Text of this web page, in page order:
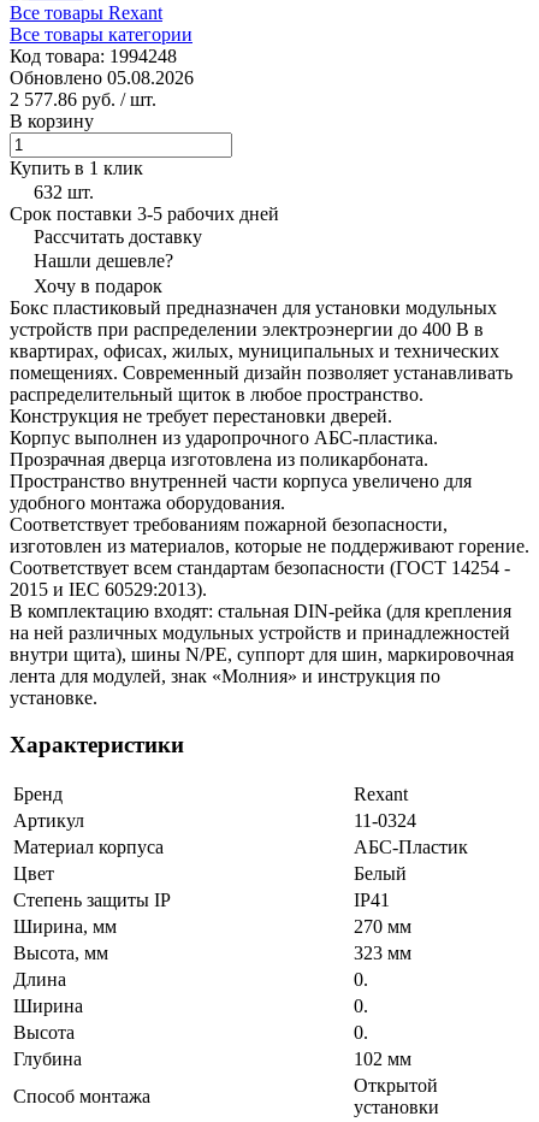
Все товары Rexant
Все товары категории
Код товара: 1994248
Обновлено 05.08.2026
2 577.86 руб. / шт.
В корзину
Купить в 1 клик
632 шт.
Срок поставки 3-5 рабочих дней
Рассчитать доставку
Нашли дешевле?
Хочу в подарок
Бокс пластиковый предназначен для установки модульных
устройств при распределении электроэнергии до 400 В в
квартирах, офисах, жилых, муниципальных и технических
помещениях. Современный дизайн позволяет устанавливать
распределительный щиток в любое пространство.
Конструкция не требует перестановки дверей.
Корпус выполнен из ударопрочного АБС-пластика.
Прозрачная дверца изготовлена из поликарбоната.
Пространство внутренней части корпуса увеличено для
удобного монтажа оборудования.
Соответствует требованиям пожарной безопасности,
изготовлен из материалов, которые не поддерживают горение.
Соответствует всем стандартам безопасности (ГОСТ 14254 -
2015 и IEC 60529:2013).
В комплектацию входят: стальная DIN-рейка (для крепления
на ней различных модульных устройств и принадлежностей
внутри щита), шины N/PE, суппорт для шин, маркировочная
лента для модулей, знак «Молния» и инструкция по
установке.
Характеристики
Бренд
Rexant
Артикул
11-0324
Материал корпуса
АБС-Пластик
Цвет
Белый
Степень защиты IP
IP41
Ширина, мм
270 мм
Высота, мм
323 мм
Длина
0.
Ширина
0.
Высота
0.
Глубина
102 мм
Способ монтажа
Открытой
установки